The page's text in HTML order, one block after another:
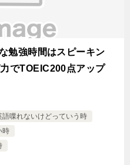
勉強時間はスピーキン
でTOEIC200点アップ
喋れないけどっていう時
時